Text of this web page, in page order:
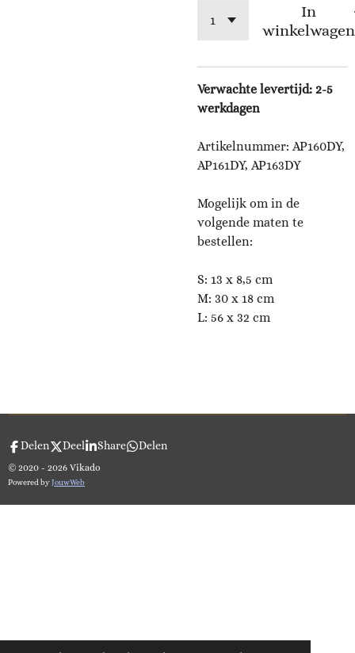
In
winkelwagen
Verwachte levertijd: 2-5
werkdagen
Artikelnummer: AP160DY,
AP161DY, AP163DY
Mogelijk om in de
volgende maten te
bestellen:
S: 13 x 8,5 cm
M: 30 x 18 cm
L: 56 x 32 cm
Delen Deel Share Delen
© 2020 - 2026 Vikado
Powered byJouwWeb